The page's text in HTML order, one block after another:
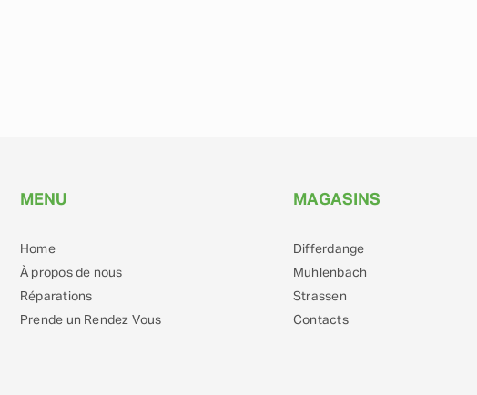
MENU
Home
À propos de nous
Réparations
Prende un Rendez Vous
MAGASINS
Differdange
Muhlenbach
Strassen
Contacts